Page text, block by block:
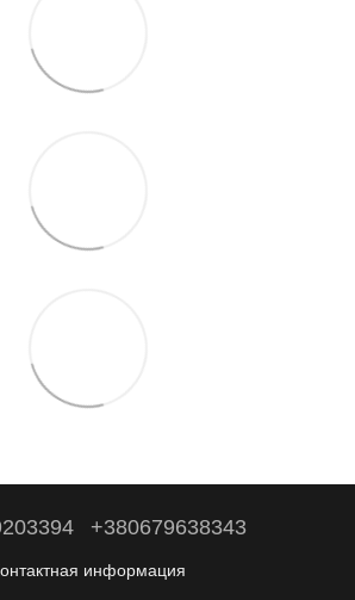
+380679638343
информация